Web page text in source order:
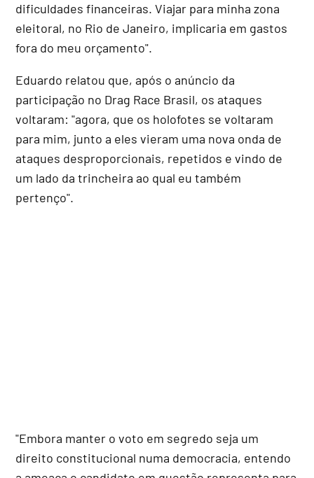
dificuldades financeiras. Viajar para minha zona
eleitoral, no Rio de Janeiro, implicaria em gastos
fora do meu orçamento".
Eduardo relatou que, após o anúncio da
participação no Drag Race Brasil, os ataques
voltaram: "agora, que os holofotes se voltaram
para mim, junto a eles vieram uma nova onda de
ataques desproporcionais, repetidos e vindo de
um lado da trincheira ao qual eu também
pertenço".
"Embora manter o voto em segredo seja um
direito constitucional numa democracia, entendo